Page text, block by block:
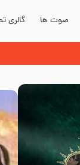
صوت ها گالری